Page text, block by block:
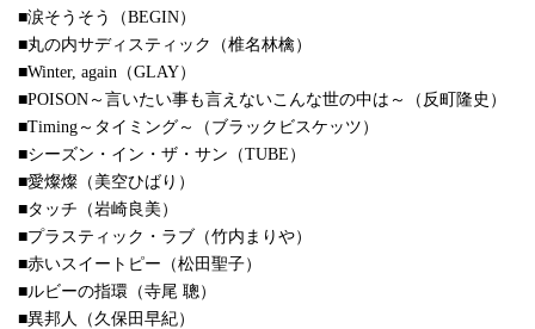
■涙そうそう（BEGIN）
■丸の内サディスティック（椎名林檎）
■Winter, again（GLAY）
■POISON～言いたい事も言えないこんな世の中は～（反町隆史）
■Timing～タイミング～（ブラックビスケッツ）
■シーズン・イン・ザ・サン（TUBE）
■愛燦燦（美空ひばり）
■タッチ（岩崎良美）
■プラスティック・ラブ（竹内まりや）
■赤いスイートピー（松田聖子）
■ルビーの指環（寺尾 聰）
■異邦人（久保田早紀）